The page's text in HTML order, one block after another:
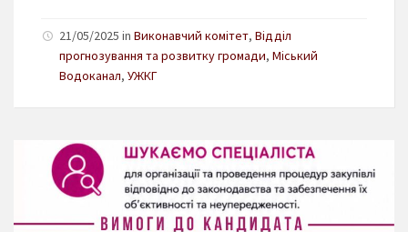
21/05/2025 in Виконавчий комітет, Відділ
прогнозування та розвитку громади, Міський
Водоканал, УЖКГ